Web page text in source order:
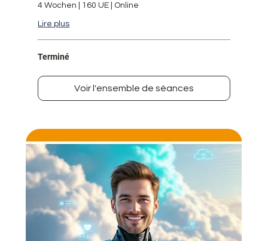
4 Wochen | 160 UE | Online
Lire plus
Terminé
Voir l'ensemble de séances